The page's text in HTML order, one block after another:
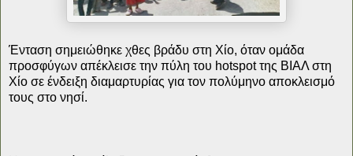
Ένταση σημειώθηκε χθες βράδυ στη Χίο, όταν ομάδα
προσφύγων απέκλεισε την πύλη του hotspot της ΒΙΑΛ στη
Χίο σε ένδειξη διαμαρτυρίας για τον πολύμηνο αποκλεισμό
τους στο νησί.